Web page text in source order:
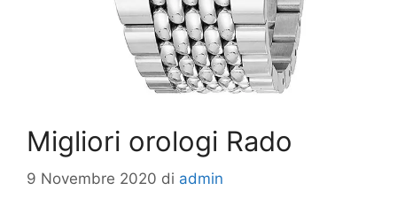
Migliori orologi Rado
9 Novembre 2020 di admin